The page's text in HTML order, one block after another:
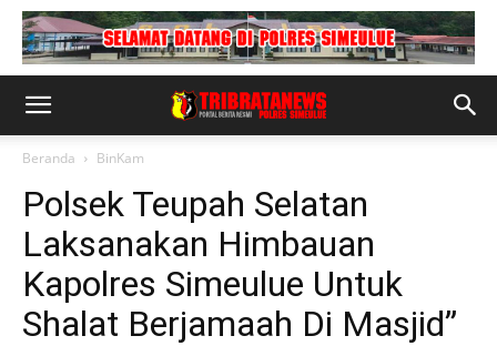
Beranda BinKam
Polsek Teupah Selatan
Laksanakan Himbauan
Kapolres Simeulue Untuk
Shalat Berjamaah Di Masjid”